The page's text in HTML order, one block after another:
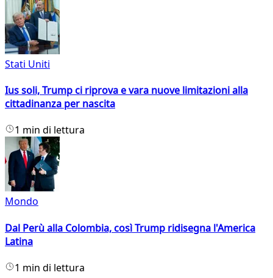
Stati Uniti
Ius soli, Trump ci riprova e vara nuove limitazioni alla
cittadinanza per nascita
1 min di lettura
Mondo
Dal Perù alla Colombia, così Trump ridisegna l'America
Latina
1 min di lettura